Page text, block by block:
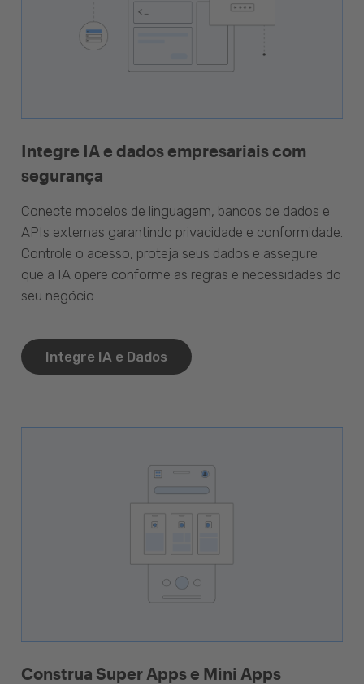
Integre IA e dados empresariais com
segurança
Conecte modelos de linguagem, bancos de dados e
APIs externas garantindo privacidade e conformidade.
Controle o acesso, proteja seus dados e assegure
que a IA opere conforme as regras e necessidades do
seu negócio.
Integre IA e Dados
Construa Super Apps e Mini Apps